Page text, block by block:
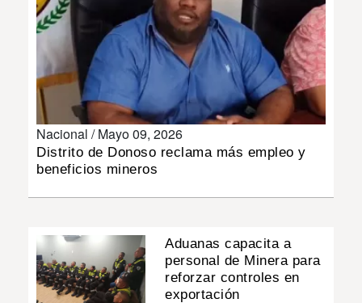
IMPRESO
Nacional /Mayo 09, 2026
Distrito de Donoso reclama más empleo y
beneficios mineros
Aduanas capacita a
personal de Minera para
reforzar controles en
exportación